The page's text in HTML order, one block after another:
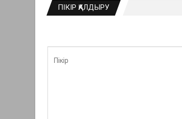
ПІКІР ҚАЛДЫРУ